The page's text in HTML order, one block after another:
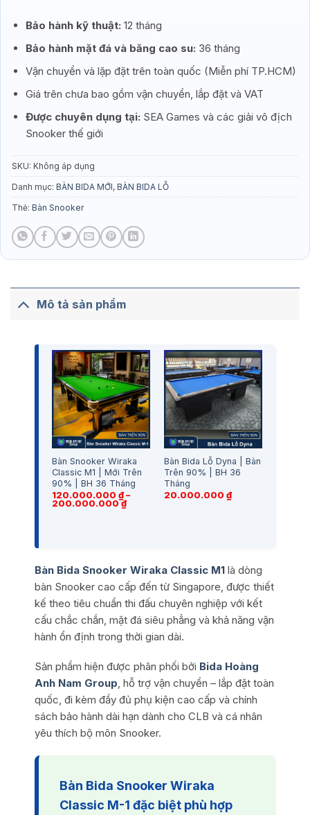
Bảo hành kỹ thuật: 12 tháng
Bảo hành mặt đá và băng cao su: 36 tháng
Vận chuyển và lặp đặt trên toàn quốc (Miễn phí TP.HCM)
Giá trên chưa bao gồm vận chuyển, lắp đặt và VAT
Được chuyên dụng tại: SEA Games và các giải vô địch
Snooker thế giới
SKU: Không áp dụng
Danh mục: BÀN BIDA MỚI, BÀN BIDA LỖ
Thẻ: Bàn Snooker
Mô tả sản phẩm
Bàn Snooker Wiraka
Classic M1 | Mới Trên
90% | BH 36 Tháng
120.000.000₫ –
200.000.000₫Khoảng
giá:
Bàn Bida Lỗ Dyna | Bàn
Trên 90% | BH 36
Tháng
20.000.000 ₫
Bàn Bida Snooker Wiraka Classic M1là dòng
bàn Snooker cao cấp đến từ Singapore, được thiết
kế theo tiêu chuẩn thi đấu chuyên nghiệp với kết
cấu chắc chắn, mặt đá siêu phẳng và khả năng vận
hành ổn định trong thời gian dài.
Sản phẩm hiện được phân phối bởi Bida Hoàng
Anh Nam Group, hỗ trợ vận chuyển – lắp đặt toàn
quốc, đi kèm đầy đủ phụ kiện cao cấp và chính
sách bảo hành dài hạn dành cho CLB và cá nhân
yêu thích bộ môn Snooker.
Bàn Bida Snooker Wiraka
Classic M-1 đặc biệt phù hợp